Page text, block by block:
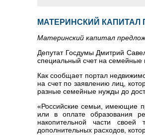
МАТЕРИНСКИЙ КАПИТАЛ
Материнский капитал
Депутат Госдумы Дмитрий
специальный счет на
Как сообщает портал
на счет по заявлению лиц,
разные семейные нужды до
«Российские семьи, имеющие
или в оплате образования
накопительной части
дополнительных расходов,